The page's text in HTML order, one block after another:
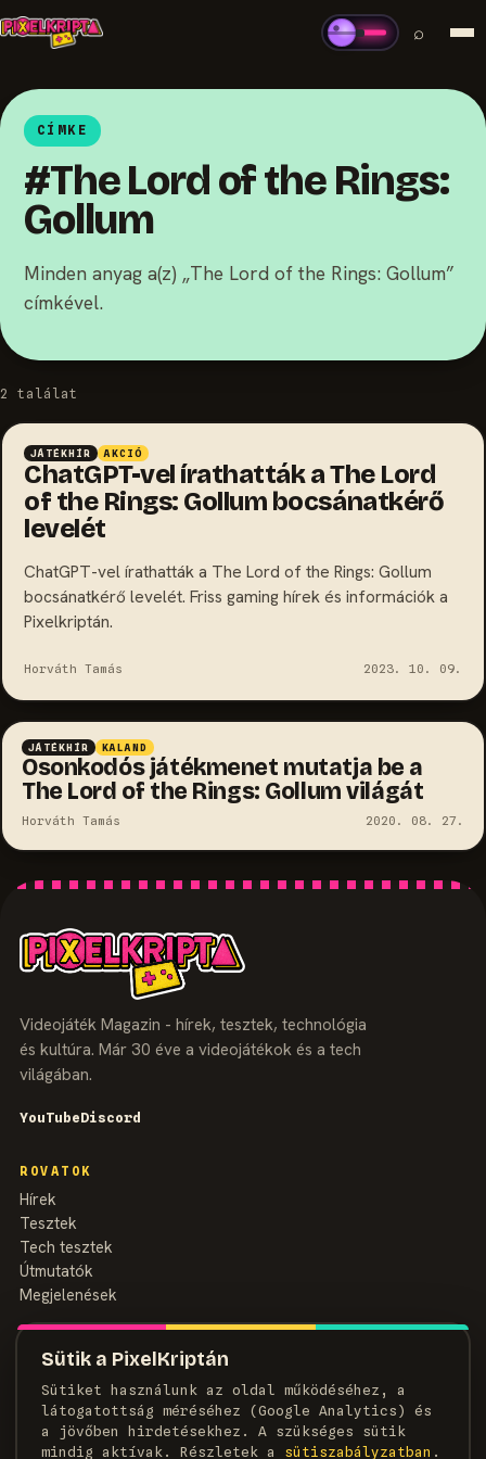
Sütik a PixelKriptán
Sütiket használunk az oldal működéséhez, a
látogatottság méréséhez (Google Analytics) és
a jövőben hirdetésekhez. A szükséges sütik
mindig aktívak. Részletek a
süti­szabályzatban .
⌕
CÍMKE
#The Lord of the Rings:
Gollum
Minden anyag a(z) „The Lord of the Rings: Gollum”
címkével.
2 találat
JÁTÉKHÍR AKCIÓ
ChatGPT-vel írathatták a The Lord
of the Rings: Gollum bocsánatkérő
levelét
ChatGPT-vel írathatták a The Lord of the Rings: Gollum
bocsánatkérő levelét. Friss gaming hírek és információk a
Pixelkriptán.
Horváth Tamás 2023. 10. 09.
JÁTÉKHÍR KALAND
Osonkodós játékmenet mutatja be a
The Lord of the Rings: Gollum világát
Horváth Tamás 2020. 08. 27.
Videojáték Magazin - hírek, tesztek, technológia
és kultúra. Már 30 éve a videojátékok és a tech
világában.
YouTubeDiscord
ROVATOK
Hírek
Tesztek
Tech tesztek
Útmutatók
Megjelenések
MAGAZIN
Szerzők
Médiaajánlat
Kapcsolat